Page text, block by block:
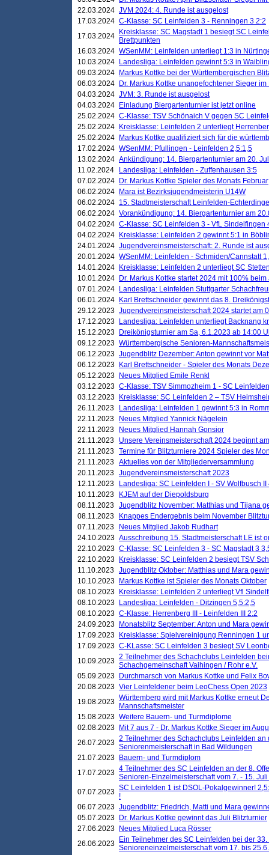
22.03.2024 JVM 2024: 4. Runde ist ausgelost
17.03.2024 C-Klasse: SC Leinfelden 3 - Renningen 3 2:2
17.03.2024
Kreisklasse: SC Magstadt 1 besiegt SC
Brettpunkten
16.03.2024 WSenMM: Leinfelden unterliegt 1:3 in
10.03.2024
Landesliga: Leinfelden gewinnt 5:3 in
09.03.2024
Markus Kottke bei der Württembergischen
06.03.2024
Dr. Markus Kottke unangefochtener Sieger
04.03.2024 JVM: 3. Runde ist ausgelost
04.03.2024
Einladung Biergartenturnier ist jetzt online
25.02.2024 C-Klasse: TSV Schönaich V gegen SC
25.02.2024
Kreisklasse: Leinfelden 2 unterliegt
25.02.2024
Markus Kottke qualifiziert sich für die
17.02.2024 WSenMM: Pfullingen - Leinfelden 2,5:1,5
13.02.2024 Ankündigung: 14. Biergartenturnier am 20.
11.02.2024
Landesliga: Leinfelden - Zuffenhausen 3:5
07.02.2024
Dr. Markus Kottke Spieler des Monats Februar
06.02.2024
Mara ist Bezirksjugendmeisterin U14W
06.02.2024 15. Stadtmeisterschaft Leinfelden-
06.02.2024 Vorankündigung: 14. Biergartenturnier am
04.02.2024 C-Klasse: SC Leinfelden 3 - VfL Sindelfingen
04.02.2024
Kreisklasse: Leinfelden 2 gewinnt 5:1 in
24.01.2024 Jugendvereinsmeisterschaft: 2. Runde ist
20.01.2024 WSenMM: Leinfelden - Schmiden/Cannstatt
14.01.2024
Kreisklasse: Leinfelden 2 unterliegt SC
10.01.2024
Dr. Markus Kottke startet 2024 mit 100%
07.01.2024
Landesliga: Leinfelden Stuttgarter
06.01.2024
Karl Brettschneider gewinnt das 8.
29.12.2023 Jugendvereinsmeisterschaft 2024 startet am
17.12.2023
Landesliga: Leinfelden unterliegt Backnang
15.12.2023
Dreikönigsturnier am Sa, 6.1.2023 ab 14:00
09.12.2023 Württembergische Senioren-
06.12.2023 Jugendblitz Dezember: Anton gewinnt vor
06.12.2023
Karl Brettschneider - Spieler des Monats
05.12.2023
Neues Mitglied Emile Renkl
03.12.2023 C-Klasse: TSV Simmozheim 1 - SC
03.12.2023
Kreisklasse: SC Leinfelden 2 – TSV
26.11.2023
Landesliga: Leinfelden 1 gewinnt 5:3 in
22.11.2023
Neues Mitglied Yannick Nägelein
22.11.2023
Neues Mitglied Hannah Gonsior
21.11.2023
Unsere Vereinsmeisterschaft 2024 beginnt
21.11.2023 Termine für Blitzturniere 2024 Spieler des
21.11.2023 Aktuelles von der Mitgliederversammlung
20.11.2023 Jugendvereinsmeisterschaft 2023
12.11.2023
Landesliga: SC Leinfelden I - SV Wolfbusch II
10.11.2023
KJEM auf der Diepoldsburg
08.11.2023 Jugendblitz November: Matthias und Tijana
08.11.2023
Knappes Endergebnis beim November
07.11.2023
Neues Mitglied Jakob Rudhart
24.10.2023 Ausschreibung 15. Stadtmeisterschaft LE ist
22.10.2023 C-Klasse: SC Leinfelden 3 - SC Magstadt 3
22.10.2023
Kreisklasse: SC Leinfelden 2 besiegt TSV
11.10.2023 Jugendblitz Oktober: Matthias und Mara
10.10.2023
Markus Kottke ist Spieler des Monats Oktober
08.10.2023
Kreisklasse: Leinfelden 2 unterliegt Vfl
08.10.2023
Landesliga: Leinfelden - Ditzingen 5,5:2,5
08.10.2023 C-Klasse: Herrenberg III - Leinfelden III 2:2
24.09.2023
Monatsblitz September: Anton und Mara
17.09.2023
Kreisklasse: Spielvereinigung Renningen 1
17.09.2023 C-KLasse: SC Leinfelden 3 besiegt SV
10.09.2023 2 Teilnehmer des Schachclubs Leinfelden
Schachgemeinschaft Vaihingen / Rohr e.V.
05.09.2023
Durchmarsch von Markus Kottke und Felix
20.08.2023 Vier Leinfeldener beim LeoChess Open 2023
19.08.2023 Württemberg wird mit Markus Kottke erneut
Mannschaftsmeister
15.08.2023 Weitere Bauern- und Turmdiplome
02.08.2023
Mit 7 aus 7 - Dr. Markus Kottke Sieger im
26.07.2023 2 Teilnehmer des Schachclubs Leinfelden an
Seniorenmeisterschaft in Bad Wildungen
21.07.2023
Bauern- und Turmdiplom
17.07.2023 4 Teilnehmer des SC Leinfelden an der 8.
Senioren-Einzelmeisterschaft vom 7. - 15.
07.07.2023 SC Leinfelden 1 ist DSOL-Pokalgewinner!
!
06.07.2023 Jugendblitz: Friedrich, Matti und Mara
05.07.2023
Dr. Markus Kottke gewinnt das Juli Blitzturnier
27.06.2023
Neues Mitglied Luca Rösser
26.06.2023
Ein Teilnehmer des SC Leinfelden bei der
Senioreneinzelmeisterschaft vom 17. bis